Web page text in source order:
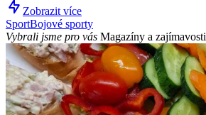
Zobrazit více
SportBojové sporty
Vybrali jsme pro vás Magazíny a zajímavosti